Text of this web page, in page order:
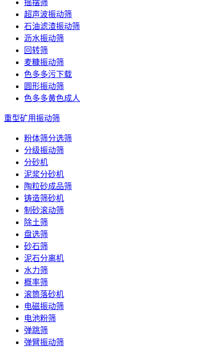
摇摆筛
超声波振动筛
石油滤渣振动筛
沥水振动筛
回转筛
麦糠振动筛
色多多污下载
圆形振动筛
色多多黄色成人
重型矿用振动筛
粉体筛分选筛
分级振动筛
分砂机
泥浆分砂机
陶粒砂成品筛
铸造筛砂机
制砂滚动筛
除土筛
盘选筛
砂石筛
泥石分离机
水力筛
概率筛
滚筒落砂机
电磁振动筛
电池粉筛
弹跳筛
弹臂振动筛